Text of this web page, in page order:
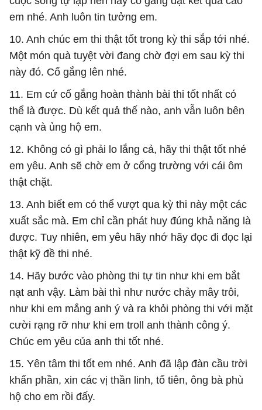
em nhé. Anh luôn tin tưởng em.
10. Anh chúc em thi thật tốt trong kỳ thi sắp tới nhé.
Một món quà tuyệt vời đang chờ đợi em sau kỳ thi
này đó. Cố gắng lên nhé.
11. Em cứ cố gắng hoàn thành bài thi tốt nhất có
thể là được. Dù kết quả thế nào, anh vẫn luôn bên
cạnh và ủng hộ em.
12. Không có gì phải lo lắng cả, hãy thi thật tốt nhé
em yêu. Anh sẽ chờ em ở cổng trường với cái ôm
thật chặt.
13. Anh biết em có thể vượt qua kỳ thi này một các
xuất sắc mà. Em chỉ cần phát huy đúng khả năng là
được. Tuy nhiên, em yêu hãy nhớ hãy đọc đi đọc lại
thật kỹ đề thi nhé.
14. Hãy bước vào phòng thi tự tin như khi em bắt
nạt anh vậy. Làm bài thì như nước chảy mây trôi,
như khi em mắng anh ý và ra khỏi phòng thi với mặt
cười rạng rỡ như khi em troll anh thành công ý.
Chúc em yêu của anh thi tốt nhé.
15. Yên tâm thi tốt em nhé. Anh đã lập đàn cầu trời
khấn phần, xin các vị thần linh, tổ tiên, ông bà phù
hộ cho em rồi đấy.